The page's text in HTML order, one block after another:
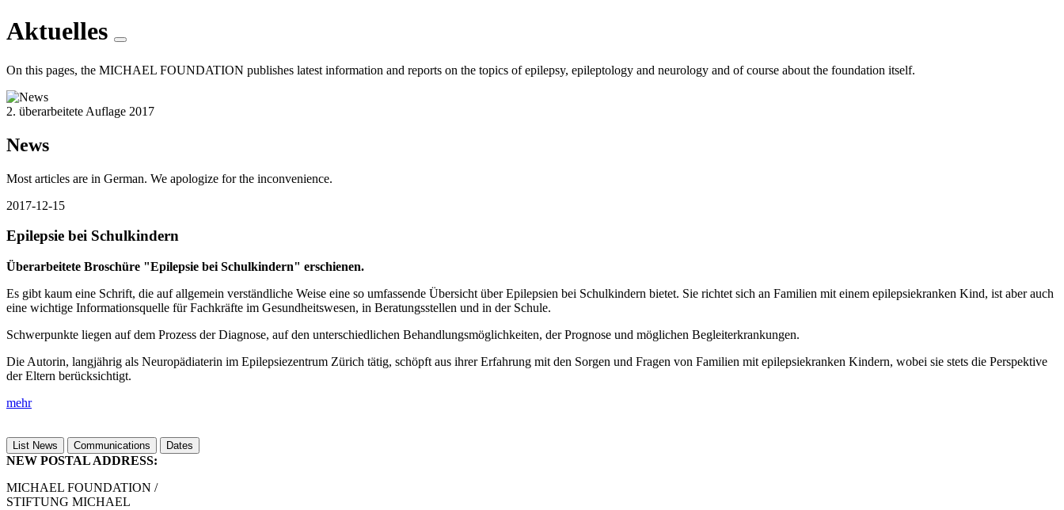
Aktuelles
On this pages, the MICHAEL FOUNDATION publishes latest information and reports on the topics of epilepsy, epileptology and neurology and of course about the foundation itself.
2. überarbeitete Auflage 2017
News
Most articles are in German. We apologize for the inconvenience.
2017-12-15
Epilepsie bei Schulkindern
Überarbeitete Broschüre "Epilepsie bei Schulkindern" erschienen.
Es gibt kaum eine Schrift, die auf allgemein verständliche Weise eine so umfassende Übersicht über Epilepsien bei Schulkindern bietet. Sie richtet sich an Familien mit einem epilepsiekranken Kind, ist aber auch
eine wichtige Informationsquelle für Fachkräfte im Gesundheitswesen, in Beratungsstellen und in der Schule.
Schwerpunkte liegen auf dem Prozess der Diagnose, auf den unterschiedlichen Behandlungsmöglichkeiten, der Prognose und möglichen Begleiterkrankungen.
Die Autorin, langjährig als Neuropädiaterin im Epilepsiezentrum Zürich tätig, schöpft aus ihrer Erfahrung mit den Sorgen und Fragen von Familien mit epilepsiekranken Kindern, wobei sie stets die Perspektive
der Eltern berücksichtigt.
mehr
List News Communications Dates
NEW POSTAL ADDRESS:
MICHAEL FOUNDATION /
STIFTUNG MICHAEL